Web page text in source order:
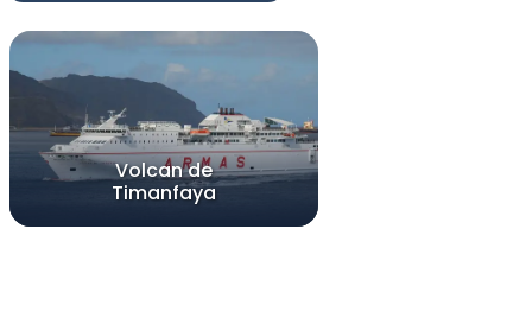
Volcan de
Timanfaya